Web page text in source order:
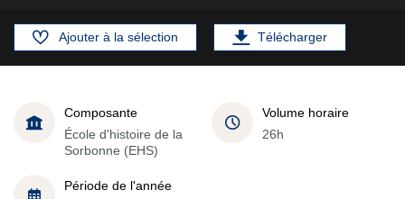
Ajouter à la sélection Télécharger
Composante
École d'histoire de la
Sorbonne (EHS)
Volume horaire
26h
Période de l'année